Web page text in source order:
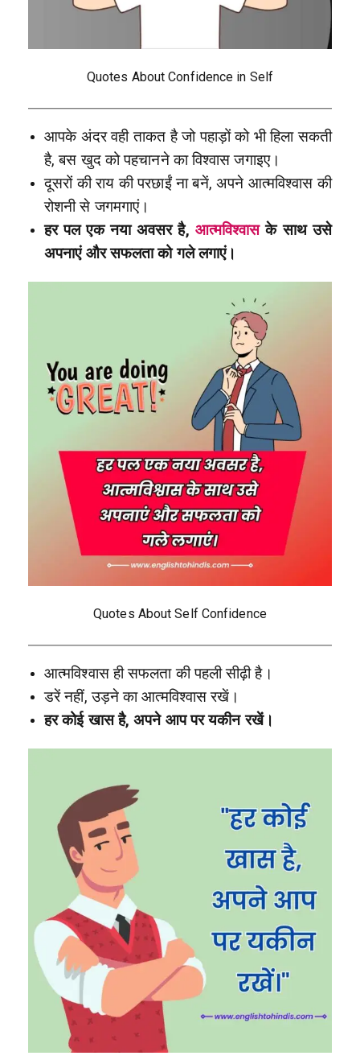
Quotes About Confidence in Self
आपके अंदर वही ताकत है जो पहाड़ों को भी हिला सकती
है, बस खुद को पहचानने का विश्वास जगाइए।
दूसरों की राय की परछाईं ना बनें, अपने आत्मविश्वास की
रोशनी से जगमगाएं।
हर पल एक नया अवसर है, आत्मविश्वासके साथ उसे
अपनाएं और सफलता को गले लगाएं।
Quotes About Self Confidence
आत्मविश्वास ही सफलता की पहली सीढ़ी है।
डरें नहीं, उड़ने का आत्मविश्वास रखें।
हर कोई खास है, अपने आप पर यकीन रखें।